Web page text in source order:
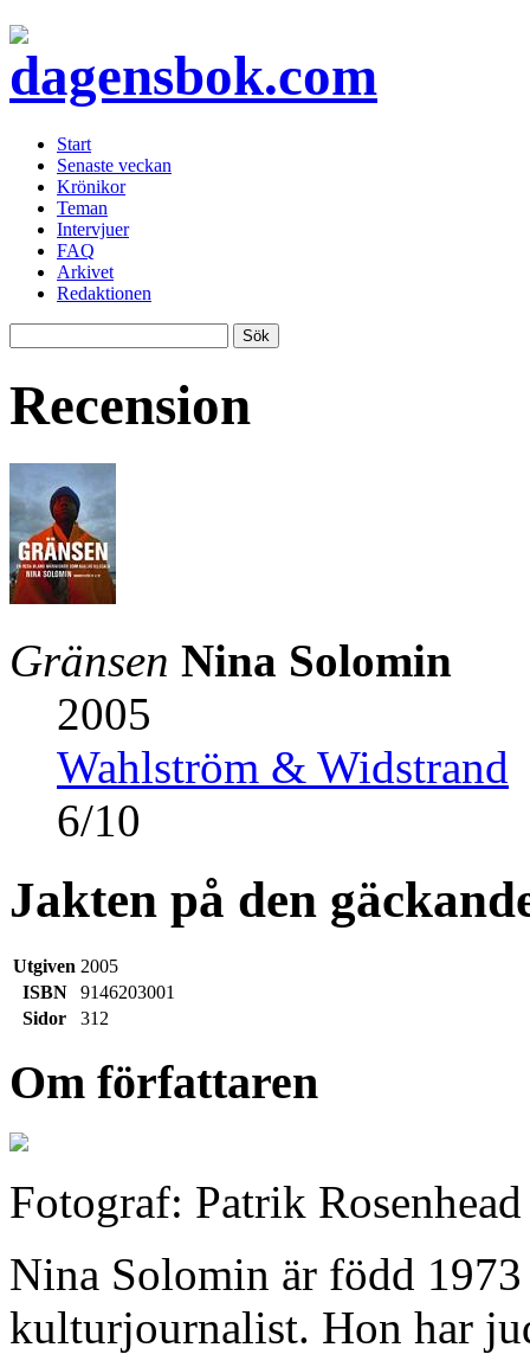
Start
Senaste veckan
Krönikor
Teman
Intervjuer
FAQ
Arkivet
Redaktionen
Recension
Gränsen Nina Solomin
2005
Wahlström & Widstrand
6/10
Jakten på den
Utgiven 2005
ISBN
9146203001
Sidor
312
Om författaren
Fotograf: Patrik Rosenhead
Nina Solomin är född
kulturjournalist. Hon har